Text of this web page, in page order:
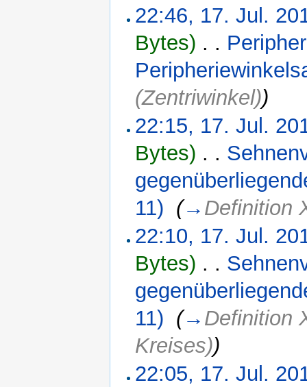
22:46, 17. Jul.
Bytes) . .
(Zentriwinkel))
22:15, 17. Jul.
Bytes) . .
11) (→ Definition
22:10, 17. Jul.
Bytes) . .
11) (→ Definition
Kreises))
22:05, 17. Jul.